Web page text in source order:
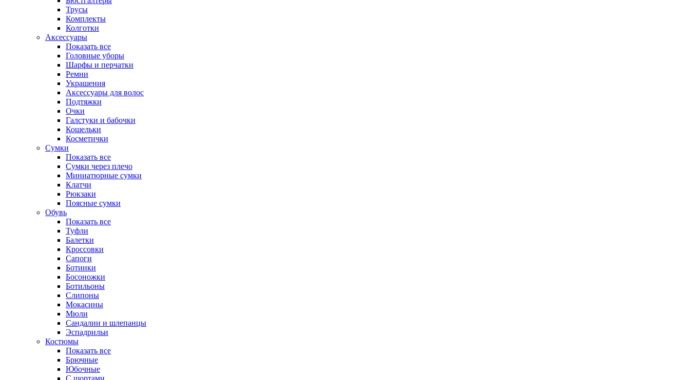
Трусы
Комплекты
Колготки
Аксессуары
Показать все
Головные уборы
Шарфы и перчатки
Ремни
Украшения
Аксессуары для волос
Подтяжки
Очки
Галстуки и бабочки
Кошельки
Косметички
Сумки
Показать все
Сумки через плечо
Миниатюрные cумки
Клатчи
Рюкзаки
Поясные сумки
Обувь
Показать все
Туфли
Балетки
Кроссовки
Сапоги
Ботинки
Босоножки
Ботильоны
Слипоны
Мокасины
Мюли
Сандалии и шлепанцы
Эспадрильи
Костюмы
Показать все
Брючные
Юбочные
С шортами